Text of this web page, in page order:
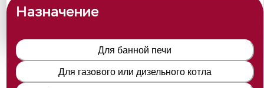
Назначение
Для банной печи
Для газового или дизельного котла